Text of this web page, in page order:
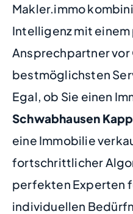
Makler.immo
Intelligenz mit
Ansprechpartner vor
bestmöglichsten
Egal, ob Sie einen
Schwabhausen
eine Immobilie
fortschrittlicher
perfekten Experten
individuellen